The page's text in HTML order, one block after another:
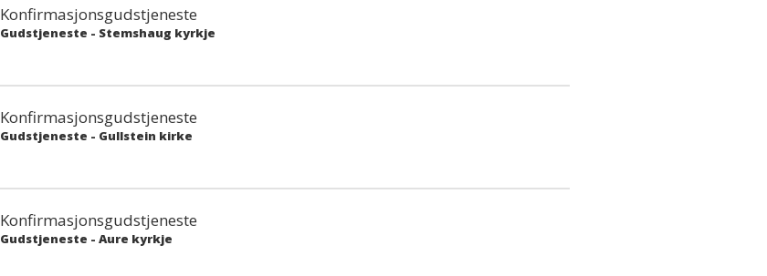
Konfirmasjonsgudstjeneste
Gudstjeneste - Stemshaug kyrkje
Konfirmasjonsgudstjeneste
Gudstjeneste - Gullstein kirke
Konfirmasjonsgudstjeneste
Gudstjeneste - Aure kyrkje